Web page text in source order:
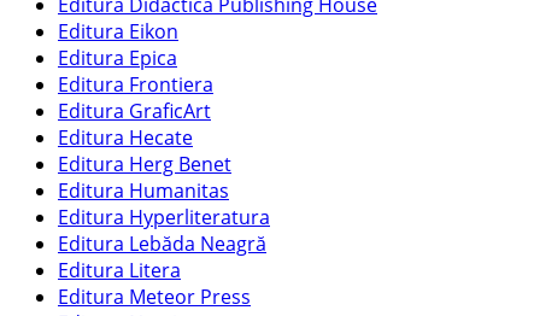
Editura Eikon
Editura Epica
Editura Frontiera
Editura GraficArt
Editura Hecate
Editura Herg Benet
Editura Humanitas
Editura Hyperliteratura
Editura Lebăda Neagră
Editura Litera
Editura Meteor Press